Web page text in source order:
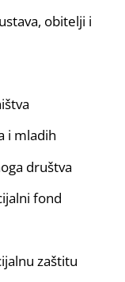
obitelji i
i mladih
društva
fond
zaštitu